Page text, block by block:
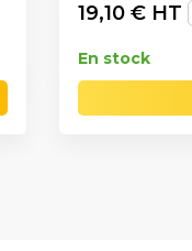
19,10 € HT
En stock